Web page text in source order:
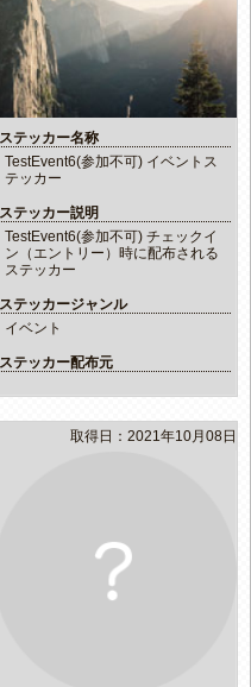
ステッカー名称
TestEvent6(参加不可) イベントス
テッカー
ステッカー説明
TestEvent6(参加不可) チェックイ
ン（エントリー）時に配布される
ステッカー
ステッカージャンル
イベント
ステッカー配布元
取得日：2021年10月08日